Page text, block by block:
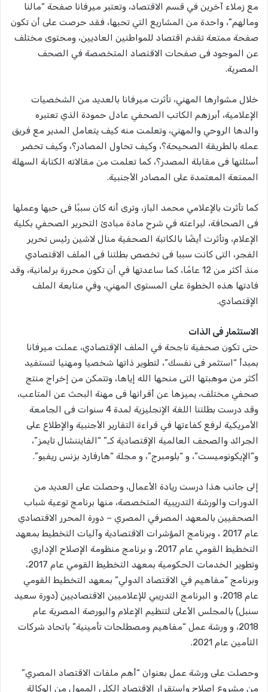
مع زملاء آخرين في قسم الاقتصاد، وتعتبر ميرفانا صفحة “مالنا
ومالهم”، واحدة من المشاريع التي تحبها، فقد حرصت على أن تكون
صفحة ممتعة تقدم اقتصاد للمواطنين العاديين، ومحتوى مختلف
عن الموجود فى صفحات الاقتصاد المتخصصة في الصحف
المصرية.
خلال مشوارها المهني، تأثرت ميرفانا بالعديد من الشخصيات
الإعلامية، أبرزهم الكاتب الصحفي عادل حمودة الذي تعتبره
والدها الروحي والمهني، وتعلمت منه كيف يتعامل المدير مع فريق
عمله بالطريقة الصحيحة؟، وكيف تحاول المصادر؟، وكيف تحضر
أسئلتها فى مقابلة المصدر؟، كما تعلمت من مقالاته الكتابة السهلة
الممتعة المعتمدة على المصادر الأجنبية.
كما تأثرت بالإعلامي محمد الباز، وترى أنه كان سببًا فى حبها وعملها
فى الصحافة، لبراعته في شرح مادة مبادئ التحرير الصحفي بكلية
الإعلام، وتأثرت أيضًا بالكاتبة الصحفية منال لاشين رئيس تحرير
الفجر، التى كانت سببا فى تخصص بطلتنا فى الملف الاقتصادي
منذ أكثر من 12 عامًا، كما ساعدتها في أن تكون محررة برلمانية، وقد
فادتها هذه الخطوة على المستوى المهني، وفي متابعة الملف
الإقتصادي.
الاستثمار فى الذات
حتى تكون صحفية ناجحة في الملف الإقتصادي، عملت ميرفانا
بمبدأ “استثمر فى نفسك”، لتطوير ذاتها شخصيا ومهنيا لتستفيد
أكثر من موهبتها التى منحها الله إياها، وتتمكن من إخراج منتج
صحفي مختلف، يميزها عن أقرانها فى مهنة البحث عن المتاعب،
وقد درست بطلتنا اللغة الإنجليزية لمدة 4 سنوات فى الجامعة
الأمريكية لرفع كفاءتها في قراءة التقارير الأجنبية والإطلاع على
الجرائد والصحف العالمية الإقتصادية كـ” “الفايننشال تايمز”،
و”الإيكونوميست”، و “بلومبرج”، و مجلة “هارفارد بزنس ريفيو”.
إلى جانب هذا درست ريادة الأعمال، وحصلت على العديد من
الدورات والورشة التدريبية المتخصصة، منها برنامج توعية شباب
الصحفيين بالمعهد المصرفي المصري – دورة المحرر الاقتصادي
عام 2017 ، وبرنامج المؤشرات الاقتصادية وآليات التخطيط بمعهد
التخطيط القومي عام 2017، و برنامج منظومة الإصلاح الإداري
وتطوير الخدمات الحكومية بمعهد التخطيط القومي عام 2017،
وبرنامج “مفاهيم في الاقتصاد الدولي” بمعهد التخطيط القومي
عام 2018، و البرنامج التدريبي للإعلاميين الاقتصاديين (دورة سعيد
سنبل) بالمجلس الأعلى لتنظيم الإعلام والبورصة المصرية عام
2018، و ورشة عمل “مفاهيم ومصطلحات تأمينية” باتحاد شركات
التأمين عام 2021.
وحصلت على ورشة عمل بعنوان “أهم ملفات الاقتصاد المصري”
من مشروع إصلاح واستقرار الاقتصاد الكلي الممول من الوكالة